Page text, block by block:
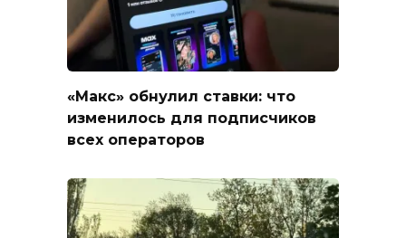
«Макс» обнулил ставки: что
изменилось для подписчиков
всех операторов